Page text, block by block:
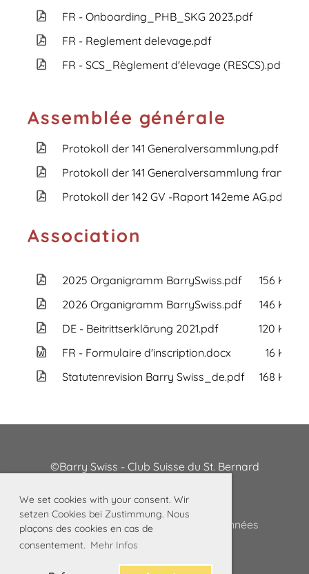
We set cookies with your consent. Wir
setzen Cookies bei Zustimmung. Nous
plaçons des cookies en cas de
consentement. Mehr Infos
FR - Onboarding_PHB_SKG 2023.pdf
FR - Reglement delevage.pdf
FR - SCS_Règlement d'élevage (RESCS).pdf
Assemblée générale
Protokoll der 141 Generalversammlung.pdf
Protokoll der 141 Generalversammlung
Protokoll der 142 GV -Raport 142eme AG.pdf
Association
2025 Organigramm BarrySwiss.pdf
156 KB
2026 Organigramm BarrySwiss.pdf
146 KB
DE - Beitrittserklärung 2021.pdf
120 KB
FR - Formulaire d'inscription.docx
16 KB
Statutenrevision Barry Swiss_de.pdf
168 KB
©Barry Swiss - Club Suisse du St. Bernard
Mentions légales Protection des données